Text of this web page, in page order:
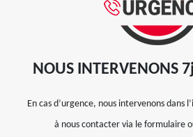
NOUS INTERVENONS
En cas d’urgence, nous intervenons dans
à nous contacter via le formulaire